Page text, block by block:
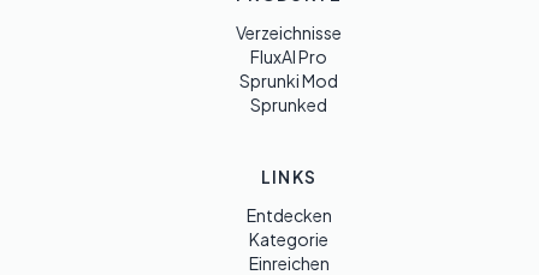
Verzeichnisse
FluxAI Pro
Sprunki Mod
Sprunked
LINKS
Entdecken
Kategorie
Einreichen